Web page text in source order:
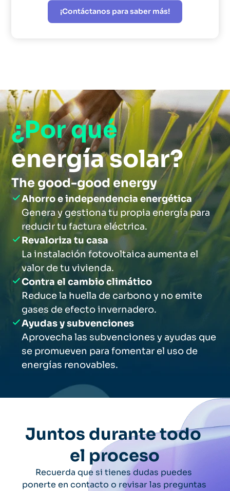
¡Contáctanos para saber más!
¿Por qué
energía solar?
The good-good energy
Ahorro e independencia energética
Genera y gestiona tu propia energía para
reducir tu factura eléctrica.
Revaloriza tu casa
La instalación fotovoltaica aumenta el
valor de tu vivienda.
Contra el cambio climático
Reduce la huella de carbono y no emite
gases de efecto invernadero.
Ayudas y subvenciones
Aprovecha las subvenciones y ayudas que
se promueven para fomentar el uso de
energías renovables.
Juntos durante todo
el proceso
Recuerda que si tienes dudas puedes
ponerte en contacto o revisar las preguntas